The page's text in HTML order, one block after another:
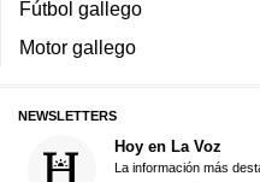
Fútbol gallego
Motor gallego
NEWSLETTERS
Hoy en La Voz
La información más